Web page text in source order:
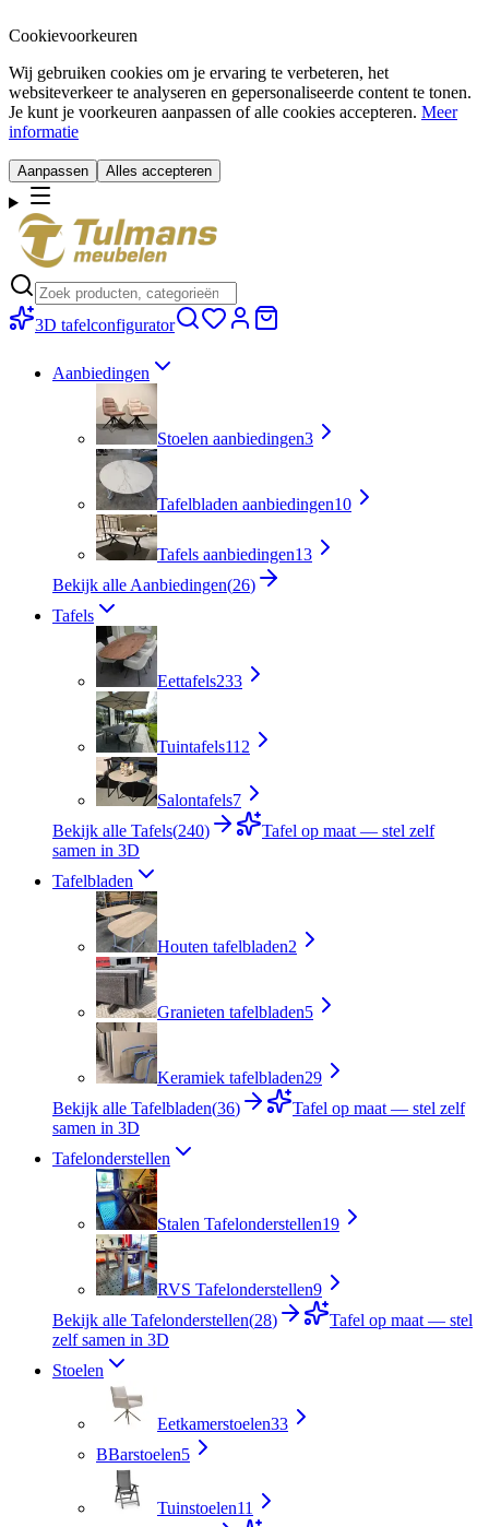
Cookievoorkeuren
Wij gebruiken cookies om je ervaring te verbeteren, het
websiteverkeer te analyseren en gepersonaliseerde content te tonen.
Je kunt je voorkeuren aanpassen of alle cookies accepteren. Meer
informatie
Aanpassen Alles accepteren
3D tafelconfigurator
Aanbiedingen
Stoelen aanbiedingen3
Tafelbladen aanbiedingen10
Tafels aanbiedingen13
Bekijk alle Aanbiedingen(26)
Tafels
Eettafels233
Tuintafels112
Salontafels7
Bekijk alle Tafels(240)
Tafel op maat — stel zelf
samen in 3D
Tafelbladen
Houten tafelbladen2
Granieten tafelbladen5
Keramiek tafelbladen29
Bekijk alle Tafelbladen(36)
Tafel op maat — stel zelf
samen in 3D
Tafelonderstellen
Stalen Tafelonderstellen19
RVS Tafelonderstellen9
Bekijk alle Tafelonderstellen(28)
Tafel op maat — stel
zelf samen in 3D
Stoelen
Eetkamerstoelen33
BBarstoelen5
Tuinstoelen11